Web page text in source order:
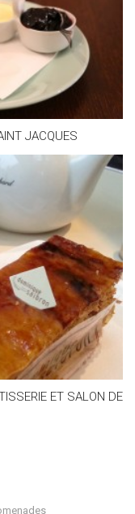
JACQUES
ET SALON DE